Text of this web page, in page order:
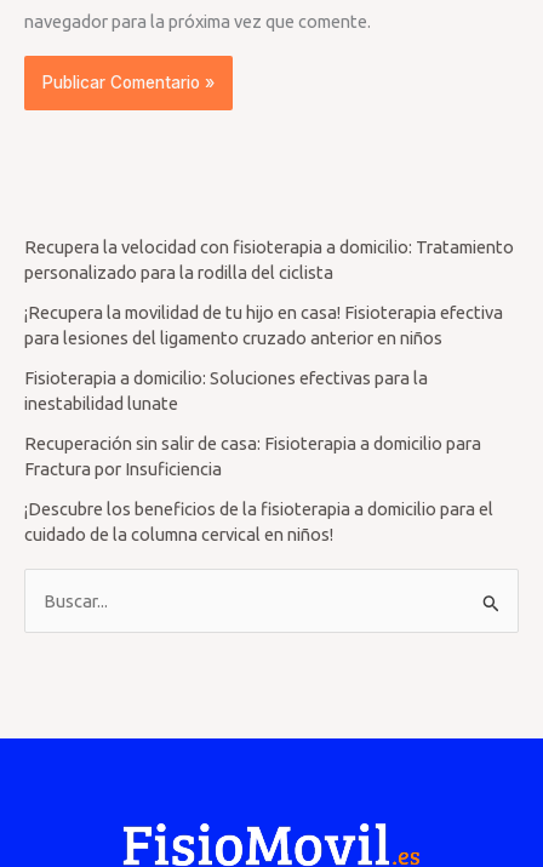
navegador para la próxima vez que comente.
Recupera la velocidad con fisioterapia a domicilio: Tratamiento
personalizado para la rodilla del ciclista
¡Recupera la movilidad de tu hijo en casa! Fisioterapia efectiva
para lesiones del ligamento cruzado anterior en niños
Fisioterapia a domicilio: Soluciones efectivas para la
inestabilidad lunate
Recuperación sin salir de casa: Fisioterapia a domicilio para
Fractura por Insuficiencia
¡Descubre los beneficios de la fisioterapia a domicilio para el
cuidado de la columna cervical en niños!